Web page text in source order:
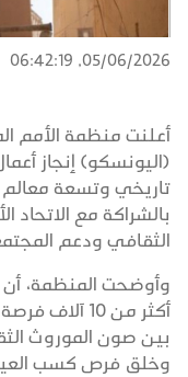
05/06/2026, 06:42:19
أعلنت منظمة الأمم
تاريخي وتسعة
بالشراكة مع الاتحاد
الثقافي ودعم
وأوضحت المنظمة،
أكثر من 10
بين صون الموروث
وخلق فرص كسب